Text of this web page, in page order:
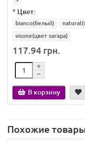
* Цвет:
bianco(белый)
visone(цвет загара)
117.94 грн.
В корзину
Похожие